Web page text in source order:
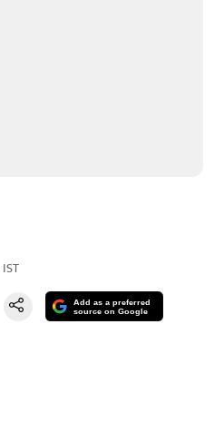
IST
Add as a preferred
source on Google